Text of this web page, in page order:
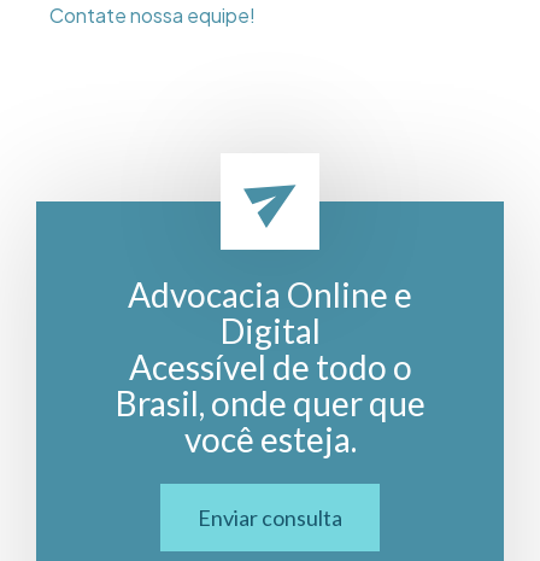
Contate nossa equipe!
Advocacia Online e
Digital
Acessível de todo o
Brasil, onde quer que
você esteja.
Enviar consulta